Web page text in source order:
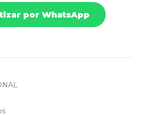
por WhatsApp